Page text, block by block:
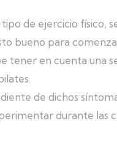
de ejercicio físico,
bueno para
tener en cuenta una
de dichos
durante las